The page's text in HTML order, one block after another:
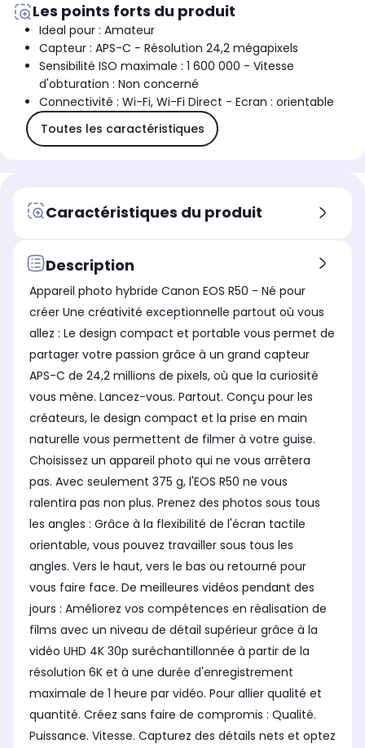
Les points forts du produit
Ideal pour : Amateur
Capteur : APS-C - Résolution 24,2 mégapixels
Sensibilité ISO maximale : 1 600 000 - Vitesse
d'obturation : Non concerné
Connectivité : Wi-Fi, Wi-Fi Direct - Ecran : orientable
Toutes les caractéristiques
Caractéristiques du produit
Description
Appareil photo hybride Canon EOS R50 - Né pour
créer Une créativité exceptionnelle partout où vous
allez : Le design compact et portable vous permet de
partager votre passion grâce à un grand capteur
APS-C de 24,2 millions de pixels, où que la curiosité
vous mène. Lancez-vous. Partout. Conçu pour les
créateurs, le design compact et la prise en main
naturelle vous permettent de filmer à votre guise.
Choisissez un appareil photo qui ne vous arrêtera
pas. Avec seulement 375 g, l'EOS R50 ne vous
ralentira pas non plus. Prenez des photos sous tous
les angles : Grâce à la flexibilité de l'écran tactile
orientable, vous pouvez travailler sous tous les
angles. Vers le haut, vers le bas ou retourné pour
vous faire face. De meilleures vidéos pendant des
jours : Améliorez vos compétences en réalisation de
films avec un niveau de détail supérieur grâce à la
vidéo UHD 4K 30p suréchantillonnée à partir de la
résolution 6K et à une durée d'enregistrement
maximale de 1 heure par vidéo. Pour allier qualité et
quantité. Créez sans faire de compromis : Qualité.
Puissance. Vitesse. Capturez des détails nets et optez